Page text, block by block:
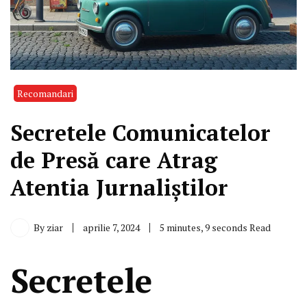
Recomandari
Secretele Comunicatelor
de Presă care Atrag
Atentia Jurnaliștilor
By ziar aprilie 7, 2024 5 minutes, 9 seconds Read
Secretele